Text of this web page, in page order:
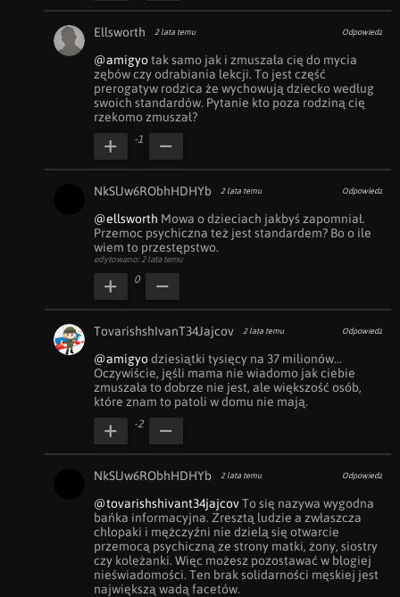
Ellsworth 2 lata temu Odpowiedz
@amigyo tak samo jak i zmuszała cię do mycia
zębów czy odrabiania lekcji. To jest część
prerogatyw rodzica że wychowują dziecko według
swoich standardów. Pytanie kto poza rodziną cię
rzekomo zmuszał?
-1
NkSlJw6RObhHDHYb 2 lata temu Odpowiedz
@ellsworth Mowa o dzieciach jakbyś zapomniał.
Przemoc psychiczna też jest standardem? Bo o ile
wiem to przestępstwo.
edytowano: 2 lata temu
0
TovarishshIvanT34Jajcov 2 lata temu Odpowiedz
@amigyo dziesiątki tysięcy na 37 milionów...
Oczywiście, jęśli mama nie wiadomo jak ciebie
zmuszała to dobrze nie jest, ale większość osób,
które znam to patoli w domu nie mają.
-2
NkSlJw6RObhHDHYb 2 lata temu Odpowiedz
@tovarishshivant34jajcov To się nazywa wygodna
bańka informacyjna. Zresztą ludzie a zwłaszcza
chłopaki i mężczyźni nie dzielą się otwarcie
przemocą psychiczną ze strony matki, żony, siostry
czy koleżanki. Więc możesz pozostawać w błogiej
nieświadomości. Ten brak solidarności męskiej jest
największą wadą facetów.